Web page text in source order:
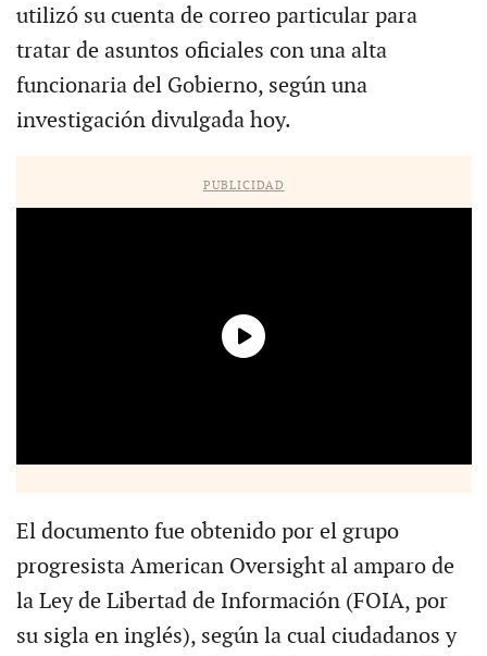
utilizó su cuenta de correo particular para
tratar de asuntos oficiales con una alta
funcionaria del Gobierno, según una
investigación divulgada hoy.
PUBLICIDAD
El documento fue obtenido por el grupo
progresista American Oversight al amparo de
la Ley de Libertad de Información (FOIA, por
su sigla en inglés), según la cual ciudadanos y